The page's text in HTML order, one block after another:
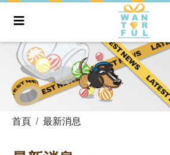
首頁 最新消息